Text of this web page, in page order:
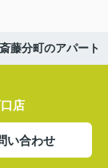
藤分町のアパート
店
い合わせ